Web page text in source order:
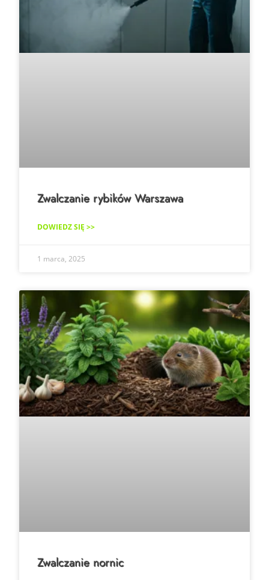
Zwalczanie rybików Warszawa
DOWIEDZ SIĘ >>
1 marca, 2025
Zwalczanie nornic